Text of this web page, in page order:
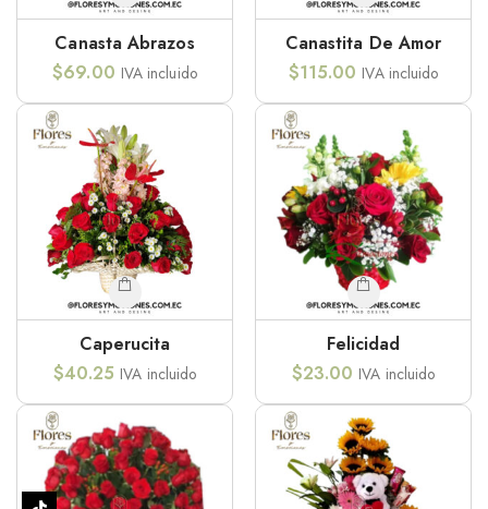
Canasta Abrazos
$69.00 IVA incluido
Canastita De Amor
$115.00 IVA incluido
Caperucita
$40.25 IVA incluido
Felicidad
$23.00 IVA incluido